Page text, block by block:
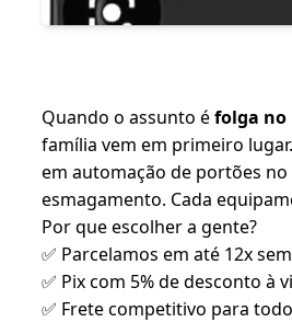
Quando o assunto éfolga no
família vem em primeiro
em automação de portões
esmagamento. Cada
Por que escolher a gente?
✅ Parcelamos em até 12x
✅ Pix com 5% de desconto à
✅ Frete competitivo para